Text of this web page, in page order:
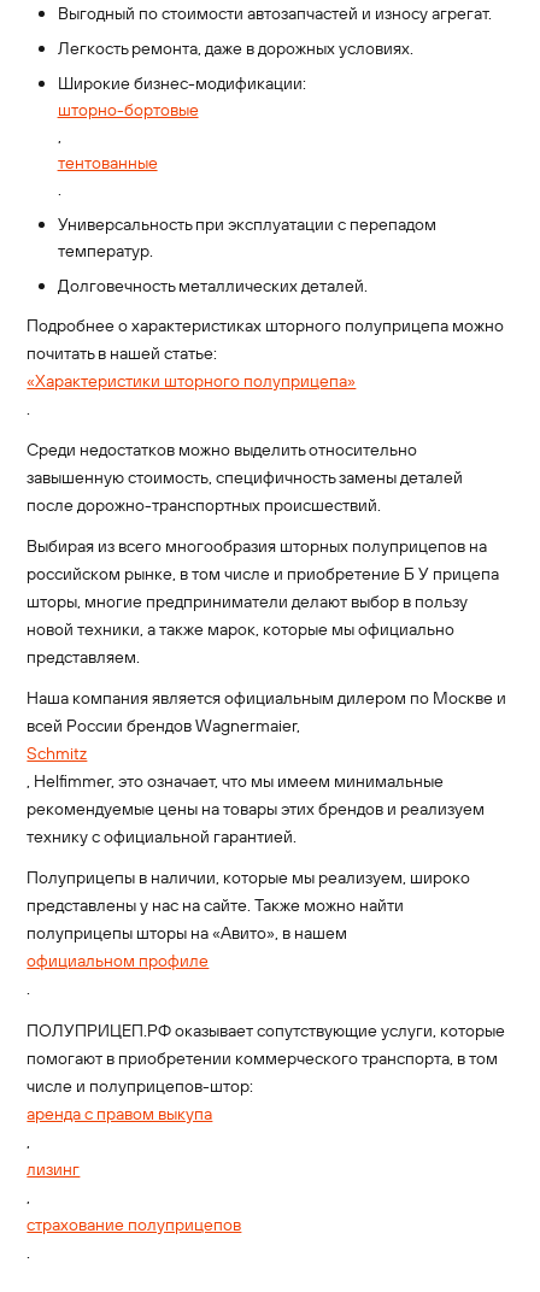
Выгодный по стоимости автозапчастей и износу агрегат.
Легкость ремонта, даже в дорожных условиях.
Широкие бизнес-модификации:
шторно-бортовые
тентованные
Универсальность при эксплуатации с перепадом
температур.
Долговечность металлических деталей.
Подробнее о характеристиках шторного полуприцепа можно
почитать в нашей статье:
«Характеристики шторного полуприцепа»
.
Среди недостатков можно выделить относительно
завышенную стоимость, специфичность замены деталей
после дорожно-транспортных происшествий.
Выбирая из всего многообразия шторных полуприцепов на
российском рынке, в том числе и приобретение Б У прицепа
шторы, многие предприниматели делают выбор в пользу
новой техники, а также марок, которые мы официально
представляем.
Наша компания является официальным дилером по Москве и
всей России брендов Wagnermaier,
Schmitz
, Helfimmer, это означает, что мы имеем минимальные
рекомендуемые цены на товары этих брендов и реализуем
технику с официальной гарантией.
Полуприцепы в наличии, которые мы реализуем, широко
представлены у нас на сайте. Также можно найти
полуприцепы шторы на «Авито», в нашем
официальном профиле
.
ПОЛУПРИЦЕП.РФ оказывает сопутствующие услуги, которые
помогают в приобретении коммерческого транспорта, в том
числе и полуприцепов-штор:
аренда с правом выкупа
,
лизинг
,
страхование полуприцепов
.